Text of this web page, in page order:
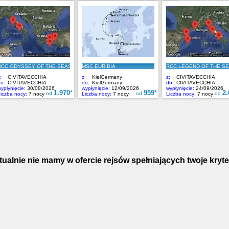
nie mamy w ofercie rejsów spełniających twoje